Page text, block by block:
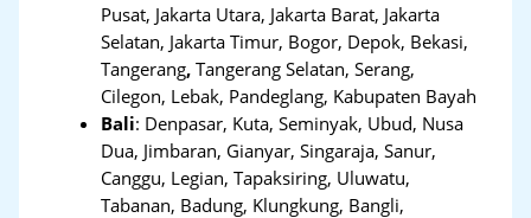
Pusat, Jakarta Utara, Jakarta Barat, Jakarta
Selatan, Jakarta Timur, Bogor, Depok, Bekasi,
Tangerang,Tangerang Selatan, Serang,
Cilegon, Lebak, Pandeglang, Kabupaten Bayah
Bali: Denpasar, Kuta, Seminyak, Ubud, Nusa
Dua, Jimbaran, Gianyar, Singaraja, Sanur,
Canggu, Legian, Tapaksiring, Uluwatu,
Tabanan, Badung, Klungkung, Bangli,